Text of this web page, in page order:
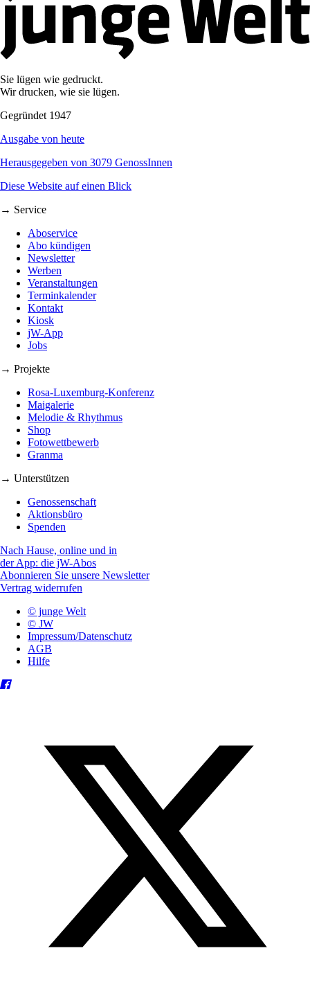
Sie lügen wie gedruckt.
Wir drucken, wie sie lügen.
Gegründet 1947
Ausgabe von heute
Herausgegeben von 3079 GenossInnen
Diese Website auf einen Blick
→ Service
Aboservice
Abo kündigen
Newsletter
Werben
Veranstaltungen
Terminkalender
Kontakt
Kiosk
jW-App
Jobs
→ Projekte
Rosa-Luxemburg-Konferenz
Maigalerie
Melodie & Rhythmus
Shop
Fotowettbewerb
Granma
→ Unterstützen
Genossenschaft
Aktionsbüro
Spenden
Nach Hause, online und in
der App: die jW-Abos
Abonnieren Sie unsere Newsletter
Vertrag widerrufen
© junge Welt
© JW
Impressum/Datenschutz
AGB
Hilfe